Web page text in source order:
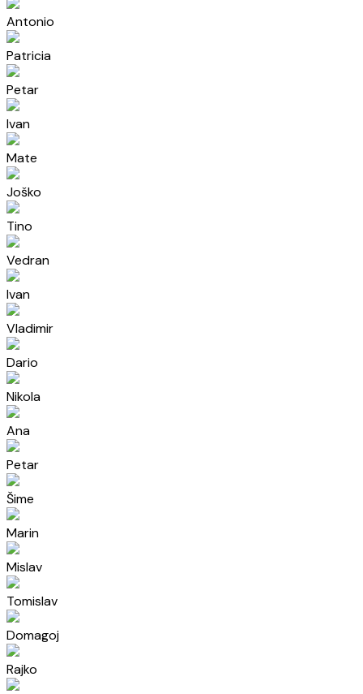
Antonio
Patricia
Petar
Ivan
Mate
Joško
Tino
Vedran
Ivan
Vladimir
Dario
Nikola
Ana
Petar
Šime
Marin
Mislav
Tomislav
Domagoj
Rajko